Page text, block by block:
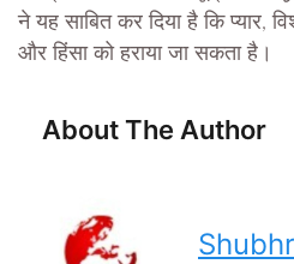
ने यह साबित कर दिया है कि प्यार,
और हिंसा को हराया जा सकता है।
About The Author